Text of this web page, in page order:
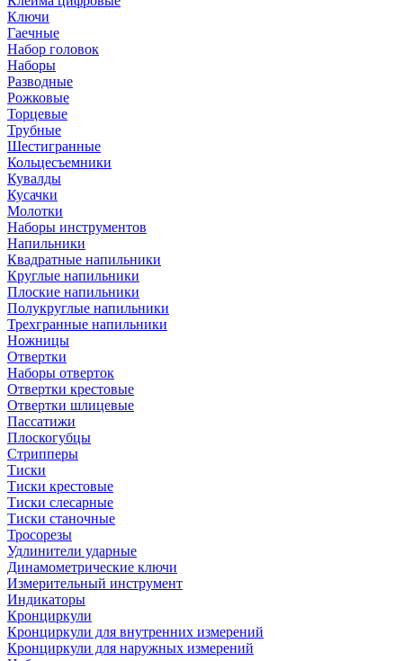
Ключи
Гаечные
Набор головок
Наборы
Разводные
Рожковые
Торцевые
Трубные
Шестигранные
Кольцесъемники
Кувалды
Кусачки
Молотки
Наборы инструментов
Напильники
Квадратные напильники
Круглые напильники
Плоские напильники
Полукруглые напильники
Трехгранные напильники
Ножницы
Отвертки
Наборы отверток
Отвертки крестовые
Отвертки шлицевые
Пассатижи
Плоскогубцы
Стрипперы
Тиски
Тиски крестовые
Тиски слесарные
Тиски станочные
Тросорезы
Удлинители ударные
Динамометрические ключи
Измерительный инструмент
Индикаторы
Кронциркули
Кронциркули для внутренних измерений
Кронциркули для наружных измерений